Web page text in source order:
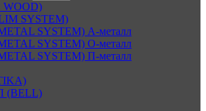
SYSTEM)
SYSTEM) А-металл
SYSTEM) О-металл
SYSTEM) П-металл
(BELL)